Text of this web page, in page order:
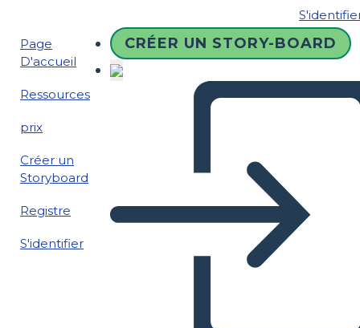
Page
D'accueil
Ressources
prix
Créer un
Storyboard
Registre
S'identifier
CRÉER UN STORY-BOARD